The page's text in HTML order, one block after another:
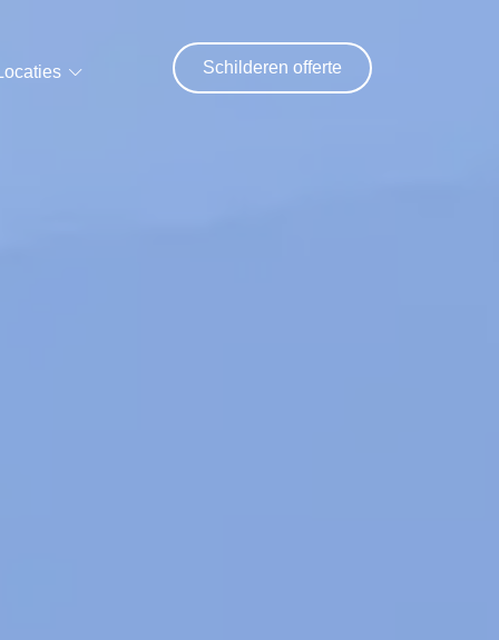
Schilderen offerte